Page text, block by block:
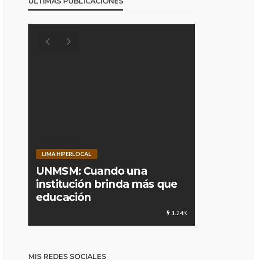
LIMA HIPERLOCAL
UNMSM: Cuando una
institución brinda más que
educación
1.24K
MIS REDES SOCIALES